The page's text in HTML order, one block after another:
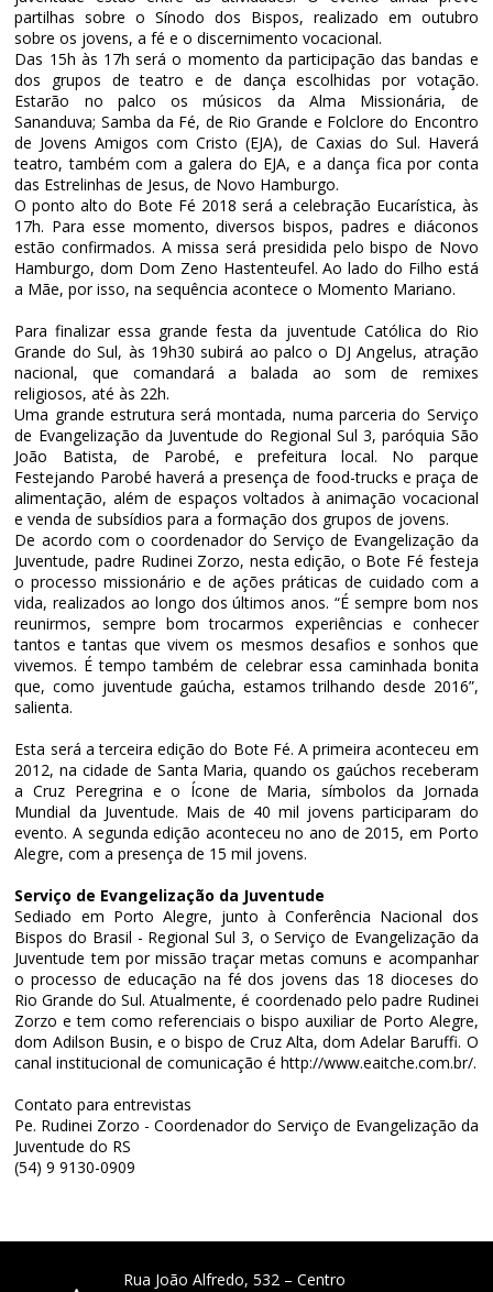
partilhas sobre o Sínodo dos Bispos, realizado em outubro
sobre os jovens, a fé e o discernimento vocacional.
Das 15h às 17h será o momento da participação das bandas e
dos grupos de teatro e de dança escolhidas por votação.
Estarão no palco os músicos da Alma Missionária, de
Sananduva; Samba da Fé, de Rio Grande e Folclore do Encontro
de Jovens Amigos com Cristo (EJA), de Caxias do Sul. Haverá
teatro, também com a galera do EJA, e a dança fica por conta
das Estrelinhas de Jesus, de Novo Hamburgo.
O ponto alto do Bote Fé 2018 será a celebração Eucarística, às
17h. Para esse momento, diversos bispos, padres e diáconos
estão confirmados. A missa será presidida pelo bispo de Novo
Hamburgo, dom Dom Zeno Hastenteufel. Ao lado do Filho está
a Mãe, por isso, na sequência acontece o Momento Mariano.
Para finalizar essa grande festa da juventude Católica do Rio
Grande do Sul, às 19h30 subirá ao palco o DJ Angelus, atração
nacional, que comandará a balada ao som de remixes
religiosos, até às 22h.
Uma grande estrutura será montada, numa parceria do Serviço
de Evangelização da Juventude do Regional Sul 3, paróquia São
João Batista, de Parobé, e prefeitura local. No parque
Festejando Parobé haverá a presença de food-trucks e praça de
alimentação, além de espaços voltados à animação vocacional
e venda de subsídios para a formação dos grupos de jovens.
De acordo com o coordenador do Serviço de Evangelização da
Juventude, padre Rudinei Zorzo, nesta edição, o Bote Fé festeja
o processo missionário e de ações práticas de cuidado com a
vida, realizados ao longo dos últimos anos. “É sempre bom nos
reunirmos, sempre bom trocarmos experiências e conhecer
tantos e tantas que vivem os mesmos desafios e sonhos que
vivemos. É tempo também de celebrar essa caminhada bonita
que, como juventude gaúcha, estamos trilhando desde 2016”,
salienta.
Esta será a terceira edição do Bote Fé. A primeira aconteceu em
2012, na cidade de Santa Maria, quando os gaúchos receberam
a Cruz Peregrina e o Ícone de Maria, símbolos da Jornada
Mundial da Juventude. Mais de 40 mil jovens participaram do
evento. A segunda edição aconteceu no ano de 2015, em Porto
Alegre, com a presença de 15 mil jovens.
Serviço de Evangelização da Juventude
Sediado em Porto Alegre, junto à Conferência Nacional dos
Bispos do Brasil - Regional Sul 3, o Serviço de Evangelização da
Juventude tem por missão traçar metas comuns e acompanhar
o processo de educação na fé dos jovens das 18 dioceses do
Rio Grande do Sul. Atualmente, é coordenado pelo padre Rudinei
Zorzo e tem como referenciais o bispo auxiliar de Porto Alegre,
dom Adilson Busin, e o bispo de Cruz Alta, dom Adelar Baruffi. O
canal institucional de comunicação éhttp://www.eaitche.com.br/.
Contato para entrevistas
Pe. Rudinei Zorzo - Coordenador do Serviço de Evangelização da
Juventude do RS
(54) 9 9130-0909
Rua João Alfredo, 532 – Centro